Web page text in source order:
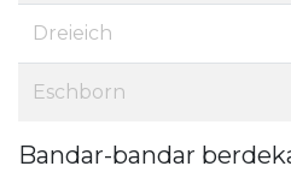
Dreieich
Eschborn
Bandar-bandar